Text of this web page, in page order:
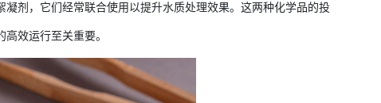
凝剂，它们经常联合使用以提升水质处理效果。这两种化学品的投
效运行至关重要。